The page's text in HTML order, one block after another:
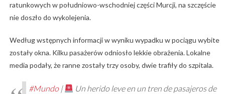
ratunkowych w południowo-wschodniej części Murcji, na szczęście
nie doszło do wykolejenia.
Według wstępnych informacji w wyniku wypadku w pociągu wybite
zostały okna. Kilku pasażerów odniosło lekkie obrażenia. Lokalne
media podały, że ranne zostały trzy osoby, dwie trafiły do szpitala.
#Mundo|
Un herido leve en un tren de pasajeros de